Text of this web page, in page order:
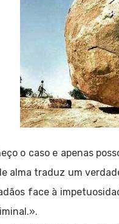
o caso e apenas
alma traduz um
face à